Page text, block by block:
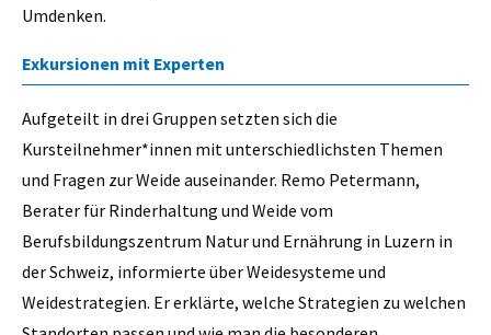
Umdenken.
Exkursionen mit Experten
Aufgeteilt in drei Gruppen setzten sich die
Kursteilnehmer*innen mit unterschiedlichsten Themen
und Fragen zur Weide auseinander. Remo Petermann,
Berater für Rinderhaltung und Weide vom
Berufsbildungszentrum Natur und Ernährung in Luzern in
der Schweiz, informierte über Weidesysteme und
Weidestrategien. Er erklärte, welche Strategien zu welchen